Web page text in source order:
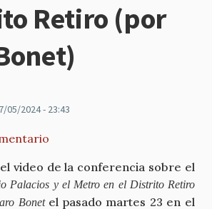
Retiro (por
05/2024 - 23:43
video de la conferencia sobre el
Palacios y el Metro en el Distrito Retiro
Bonetel pasado martes 23 en el